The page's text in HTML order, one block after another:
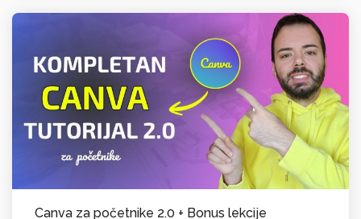
Canva za početnike 2.0 + Bonus lekcije